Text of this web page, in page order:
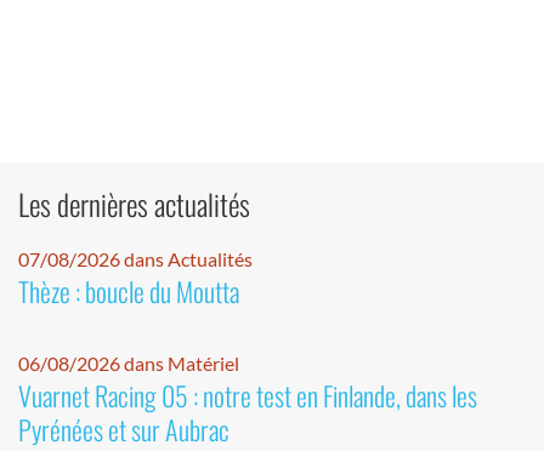
Les dernières actualités
07/08/2026 dans Actualités
Thèze : boucle du Moutta
06/08/2026 dans Matériel
Vuarnet Racing 05 : notre test en Finlande, dans les
Pyrénées et sur Aubrac